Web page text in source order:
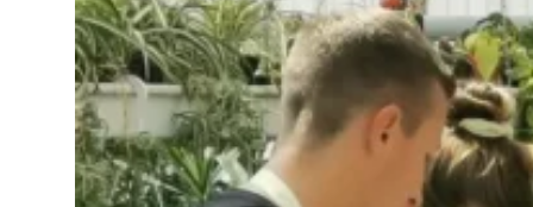
IHR
STARKER
PARTNER
Unternehmen